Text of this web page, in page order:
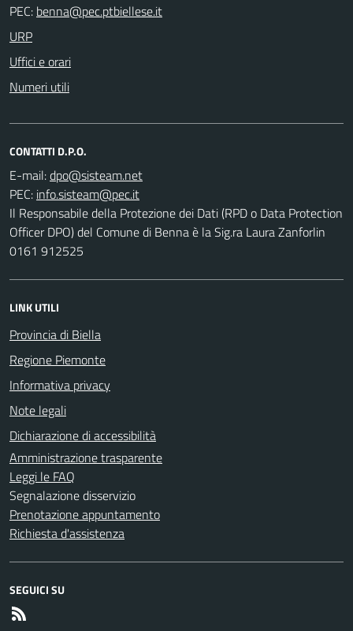
PEC:
URP
Uffici e orari
Numeri utili
CONTATTI D.P.O.
E-mail:
PEC:
Il Responsabile della Protezione dei Dati (RPD o Data Protection
Officer DPO) del Comune di Benna è la Sig.ra Laura Zanforlin
0161 912525
LINK UTILI
Provincia di Biella
Regione Piemonte
Informativa privacy
Note legali
Dichiarazione di accessibilità
Amministrazione trasparente
Leggi le FAQ
Segnalazione disservizio
Prenotazione appuntamento
Richiesta d'assistenza
SEGUICI SU